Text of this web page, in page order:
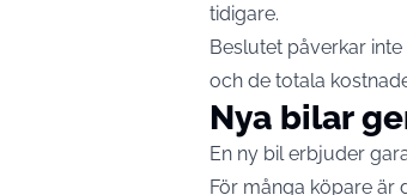
tidigare.
Beslutet påverkar
och de totala
Nya bilar
En ny bil erbjuder
För många köpare är